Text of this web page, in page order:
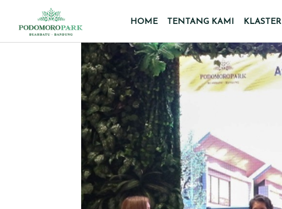
HOME TENTANG KAMI KLASTER